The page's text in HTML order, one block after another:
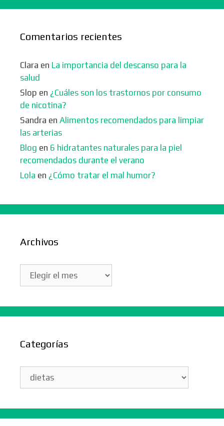
Comentarios recientes
Clara en La importancia del descanso para la
salud
Slop en ¿Cuáles son los trastornos por consumo
de nicotina?
Sandra en Alimentos recomendados para limpiar
las arterias
Blog en 6 hidratantes naturales para la piel
recomendados durante el verano
Lola en ¿Cómo tratar el mal humor?
Archivos
Archivos
Categorías
Categorías